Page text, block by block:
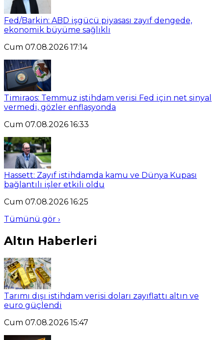
Fed/Barkin: ABD işgücü piyasası zayıf dengede,
ekonomik büyüme sağlıklı
Cum 07.08.2026 17:14
Timiraos: Temmuz istihdam verisi Fed için net sinyal
vermedi, gözler enflasyonda
Cum 07.08.2026 16:33
Hassett: Zayıf istihdamda kamu ve Dünya Kupası
bağlantılı işler etkili oldu
Cum 07.08.2026 16:25
Tümünü gör ›
Altın Haberleri
Tarımı dışı istihdam verisi doları zayıflattı altın ve
euro güçlendi
Cum 07.08.2026 15:47